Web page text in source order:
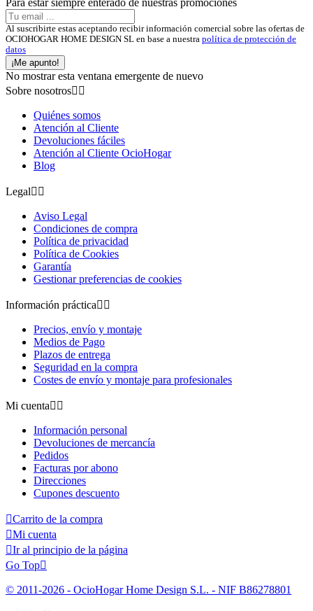
Para estar siempre enterado de nuestras promociones
Al suscribirte estas aceptando recibir información comercial sobre las ofertas de
OCIOHOGAR HOME DESIGN SL en base a nuestra política de protección de
datos
¡Me apunto!
No mostrar esta ventana emergente de nuevo
Sobre nosotros 
Quiénes somos
Atención al Cliente
Devoluciones fáciles
Atención al Cliente OcioHogar
Blog
Legal 
Aviso Legal
Condiciones de compra
Política de privacidad
Política de Cookies
Garantía
Gestionar preferencias de cookies
Información práctica 
Precios, envío y montaje
Medios de Pago
Plazos de entrega
Seguridad en la compra
Costes de envío y montaje para profesionales
Mi cuenta 
Información personal
Devoluciones de mercancía
Pedidos
Facturas por abono
Direcciones
Cupones descuento
Carrito de la compra
Mi cuenta
Ir al principio de la página
Go Top
© 2011-2026 - OcioHogar Home Design S.L. - NIF B86278801